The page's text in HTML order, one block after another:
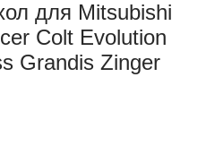
для Mitsubishi
Colt Evolution
Grandis Zinger